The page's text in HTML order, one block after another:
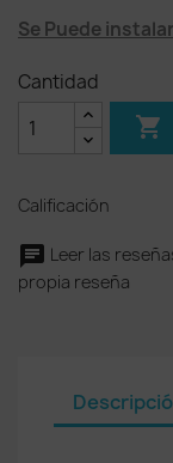
Se Puede
Cantidad

Calificación
Leer las
propia reseña